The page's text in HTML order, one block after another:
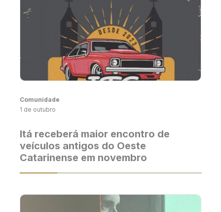
Comunidade
1 de outubro
Itá receberá maior encontro de
veículos antigos do Oeste
Catarinense em novembro